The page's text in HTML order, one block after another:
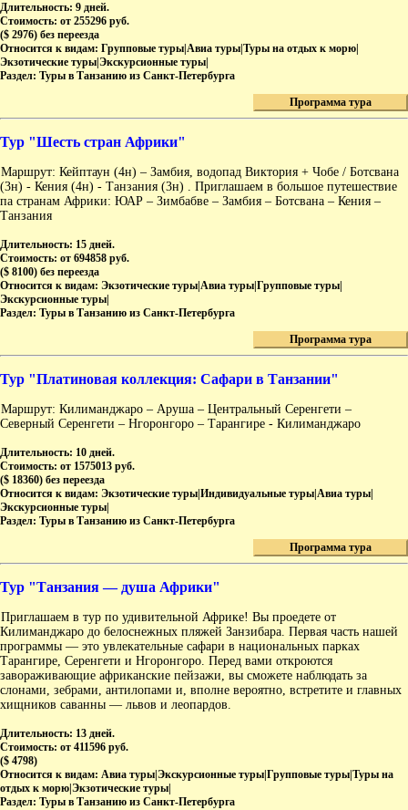
Длительность: 9 дней.
Стоимость: от 255296 руб.
($ 2976) без переезда
Относится к видам: Групповые туры|Авиа туры|Туры на отдых к морю|
Экзотические туры|Экскурсионные туры|
Раздел: Туры в Танзанию из Санкт-Петербурга
Программа тура
Тур "Шесть стран Африки"
Маршрут: Кейптаун (4н) – Замбия, водопад Виктория + Чобе / Ботсвана
(3н) - Кения (4н) - Танзания (3н) . Приглашаем в большое путешествие
па странам Африки: ЮАР – Зимбабве – Замбия – Ботсвана – Кения –
Танзания
Длительность: 15 дней.
Стоимость: от 694858 руб.
($ 8100) без переезда
Относится к видам: Экзотические туры|Авиа туры|Групповые туры|
Экскурсионные туры|
Раздел: Туры в Танзанию из Санкт-Петербурга
Программа тура
Тур "Платиновая коллекция: Сафари в Танзании"
Маршрут: Килиманджаро – Аруша – Центральный Серенгети –
Северный Серенгети – Нгоронгоро – Тарангире - Килиманджаро
Длительность: 10 дней.
Стоимость: от 1575013 руб.
($ 18360) без переезда
Относится к видам: Экзотические туры|Индивидуальные туры|Авиа туры|
Экскурсионные туры|
Раздел: Туры в Танзанию из Санкт-Петербурга
Программа тура
Тур "Танзания — душа Африки"
Приглашаем в тур по удивительной Африке! Вы проедете от
Килиманджаро до белоснежных пляжей Занзибара. Первая часть нашей
программы — это увлекательные сафари в национальных парках
Тарангире, Серенгети и Нгоронгоро. Перед вами откроются
завораживающие африканские пейзажи, вы сможете наблюдать за
слонами, зебрами, антилопами и, вполне вероятно, встретите и главных
хищников саванны — львов и леопардов.
Длительность: 13 дней.
Стоимость: от 411596 руб.
($ 4798)
Относится к видам: Авиа туры|Экскурсионные туры|Групповые туры|Туры на
отдых к морю|Экзотические туры|
Раздел: Туры в Танзанию из Санкт-Петербурга